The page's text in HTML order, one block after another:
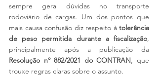
sempre gera dúvidas no transporte
rodoviário de cargas. Um dos pontos que
mais causa confusão diz respeito à tolerância
de peso permitida durante a fiscalização,
Resolução nº 882/2021 do CONTRAN, que
trouxe regras claras sobre o assunto.